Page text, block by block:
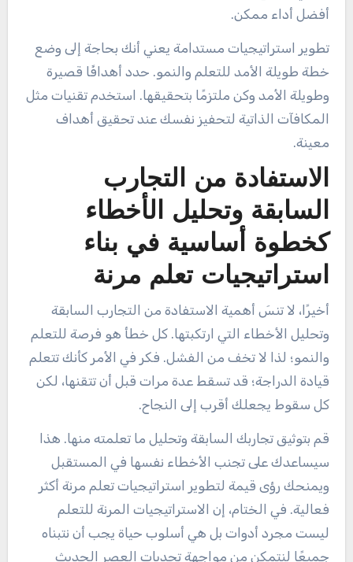
أفضل أداء ممكن.
تطوير استراتيجيات مستدامة يعني أنك بحاجة إلى وضع
خطة طويلة الأمد للتعلم والنمو. حدد أهدافًا قصيرة
وطويلة الأمد وكن ملتزمًا بتحقيقها. استخدم تقنيات مثل
المكافآت الذاتية لتحفيز نفسك عند تحقيق أهداف
معينة.
الاستفادة من التجارب
السابقة وتحليل الأخطاء
كخطوة أساسية في بناء
استراتيجيات تعلم مرنة
أخيرًا، لا تنسَ أهمية الاستفادة من التجارب السابقة
وتحليل الأخطاء التي ارتكبتها. كل خطأ هو فرصة للتعلم
والنمو؛ لذا لا تخف من الفشل. فكر في الأمر كأنك تتعلم
قيادة الدراجة؛ قد تسقط عدة مرات قبل أن تتقنها، لكن
كل سقوط يجعلك أقرب إلى النجاح.
قم بتوثيق تجاربك السابقة وتحليل ما تعلمته منها. هذا
سيساعدك على تجنب الأخطاء نفسها في المستقبل
ويمنحك رؤى قيمة لتطوير استراتيجيات تعلم مرنة أكثر
فعالية. في الختام، إن الاستراتيجيات المرنة للتعلم
ليست مجرد أدوات بل هي أسلوب حياة يجب أن نتبناه
جميعًا لنتمكن من مواجهة تحديات العصر الحديث